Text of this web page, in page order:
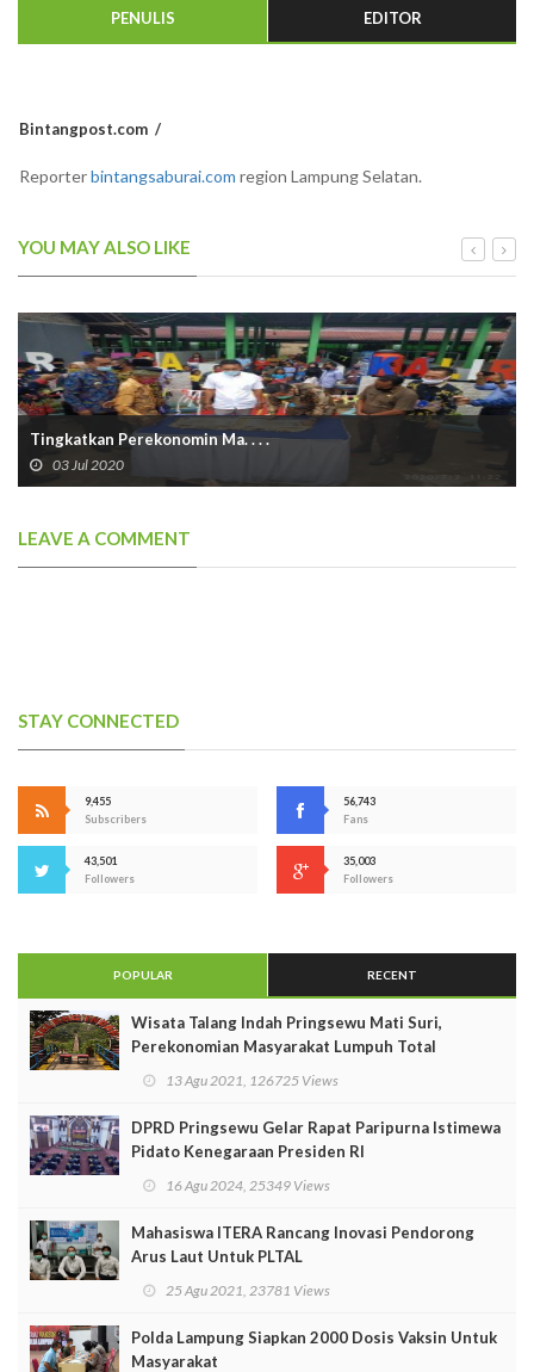
PENULIS EDITOR
Bintangpost.com
Reporterbintangsaburai.com region Lampung Selatan.
YOU MAY ALSO LIKE
Tingkatkan Perekonomin Ma. . . .
03 Jul 2020
LEAVE A COMMENT
STAY CONNECTED
9,455
Subscribers
56,743
Fans
43,501
Followers
35,003
Followers
POPULAR RECENT
Wisata Talang Indah Pringsewu Mati Suri,
Perekonomian Masyarakat Lumpuh Total
13 Agu 2021, 126725 Views
DPRD Pringsewu Gelar Rapat Paripurna Istimewa
Pidato Kenegaraan Presiden RI
16 Agu 2024, 25349 Views
Mahasiswa ITERA Rancang Inovasi Pendorong
Arus Laut Untuk PLTAL
25 Agu 2021, 23781 Views
Polda Lampung Siapkan 2000 Dosis Vaksin Untuk
Masyarakat